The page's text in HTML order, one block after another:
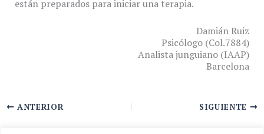
están preparados para iniciar una terapia.
Damián Ruiz
Psicólogo (Col.7884)
Analista junguiano (IAAP)
Barcelona
ANTERIOR SIGUIENTE